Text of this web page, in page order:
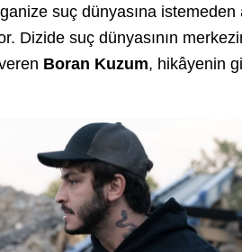
suç dünyasına istemeden
Dizide suç dünyasının
Boran Kuzum, hikâyenin